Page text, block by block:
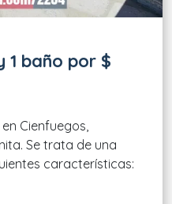
1 baño por $
Cienfuegos,
Se trata de una
características: